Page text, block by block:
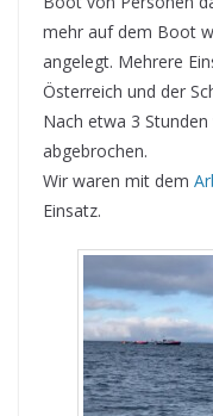
mehr auf dem Boot
angelegt. Mehrere
Österreich und der
Nach etwa 3
abgebrochen.
Wir waren mit dem
Einsatz.